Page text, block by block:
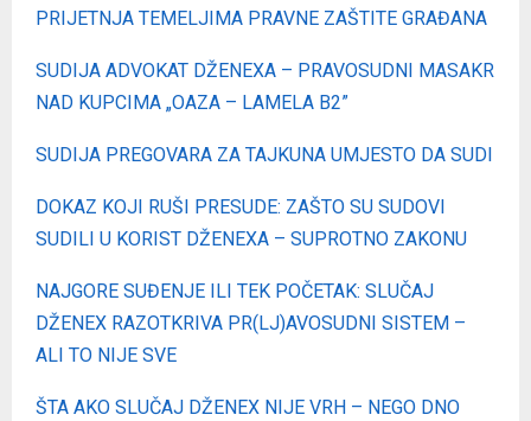
PRIJETNJA TEMELJIMA PRAVNE ZAŠTITE GRAĐANA
SUDIJA ADVOKAT DŽENEXA – PRAVOSUDNI MASAKR
NAD KUPCIMA „OAZA – LAMELA B2”
SUDIJA PREGOVARA ZA TAJKUNA UMJESTO DA SUDI
DOKAZ KOJI RUŠI PRESUDE: ZAŠTO SU SUDOVI
SUDILI U KORIST DŽENEXA – SUPROTNO ZAKONU
NAJGORE SUĐENJE ILI TEK POČETAK: SLUČAJ
DŽENEX RAZOTKRIVA PR(LJ)AVOSUDNI SISTEM –
ALI TO NIJE SVE
ŠTA AKO SLUČAJ DŽENEX NIJE VRH – NEGO DNO